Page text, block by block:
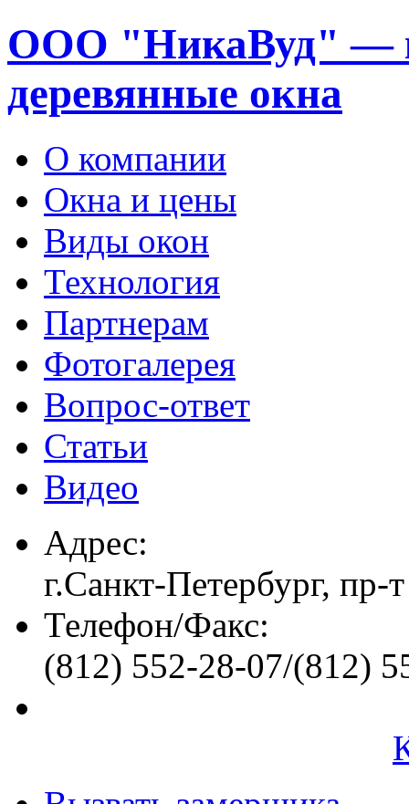
ООО "НикаВуд" —
деревянные окна
О компании
Окна и цены
Виды окон
Технология
Партнерам
Фотогалерея
Вопрос-ответ
Статьи
Видео
Адрес:
г.Санкт-Петербург, пр-
Телефон/Факс:
(812) 552-28-07/(812)